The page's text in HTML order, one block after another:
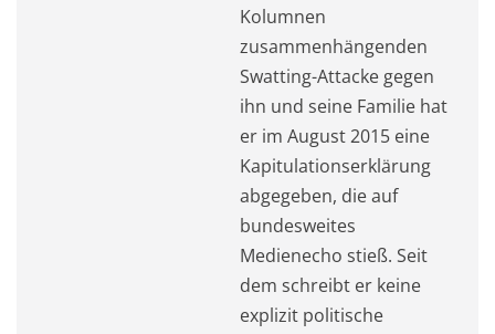
Kolumnen
zusammenhängenden
Swatting-Attacke gegen
ihn und seine Familie hat
er im August 2015 eine
Kapitulationserklärung
abgegeben, die auf
bundesweites
Medienecho stieß. Seit
dem schreibt er keine
explizit politische